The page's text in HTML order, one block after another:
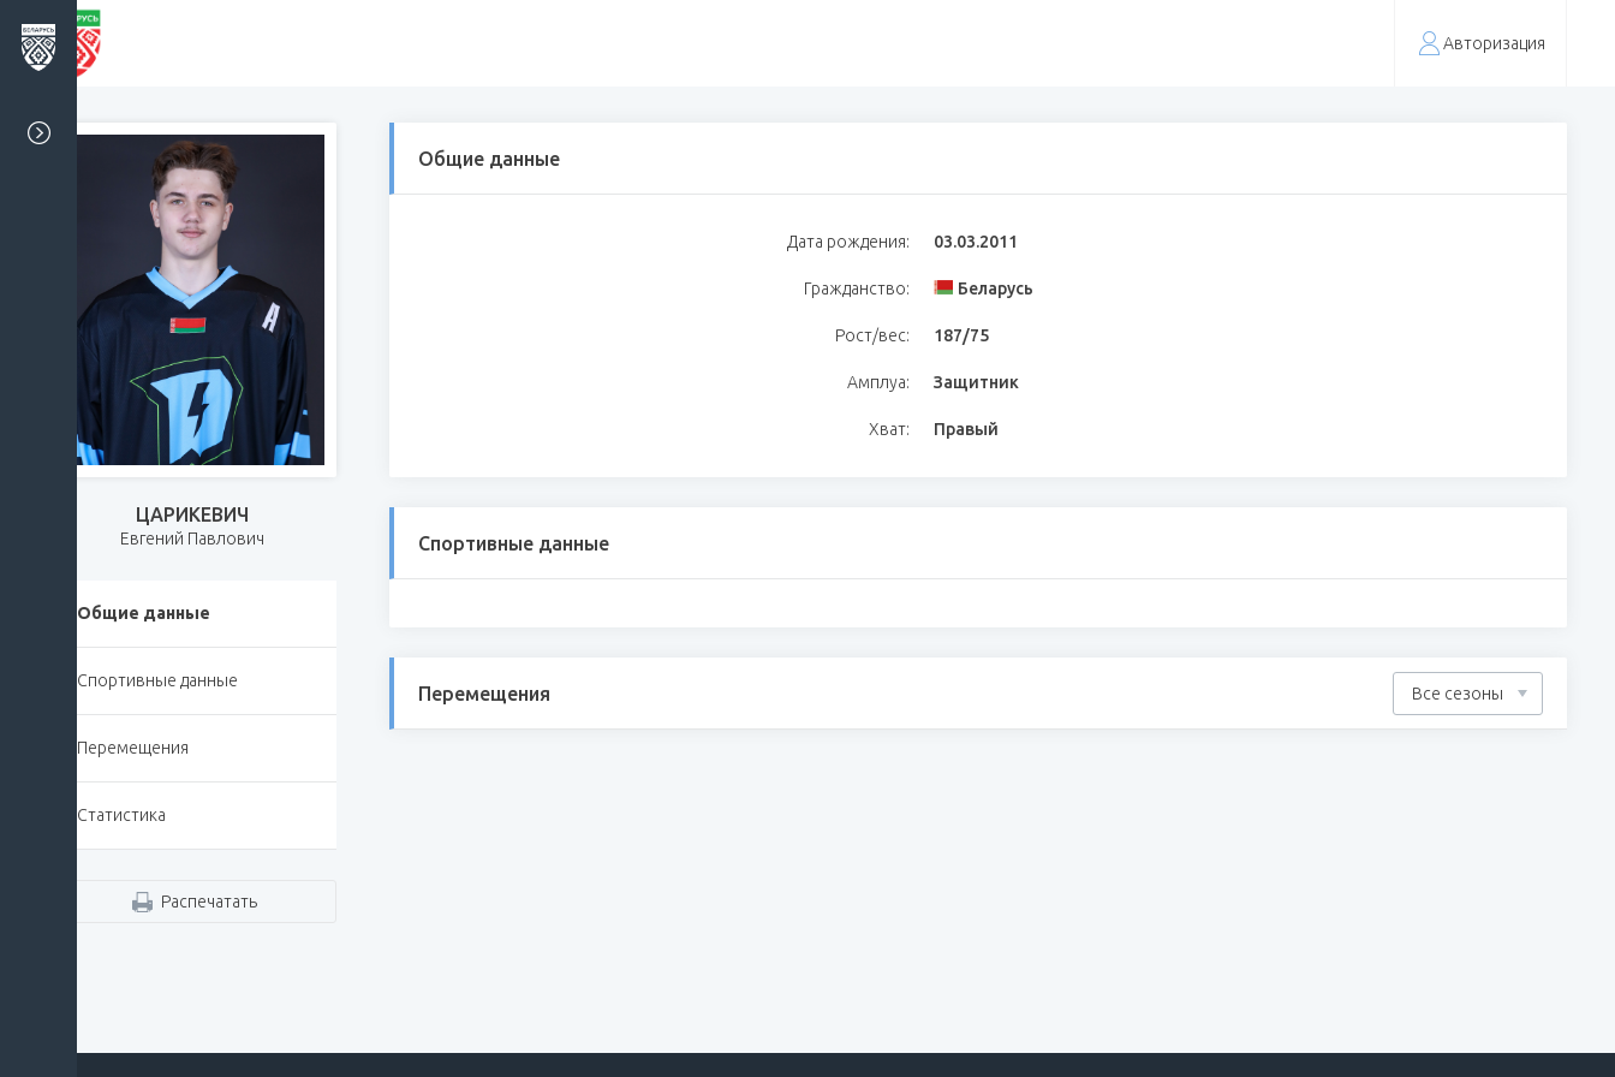
Авторизация
ЦАРИКЕВИЧ
Евгений Павлович
Общие данные
Спортивные данные
Перемещения
Статистика
Распечатать
Общие данные
Дата рождения: 03.03.2011
Гражданство: Беларусь
Рост/вес: 187/75
Амплуа: Защитник
Хват: Правый
Спортивные данные
Перемещения Все сезоны